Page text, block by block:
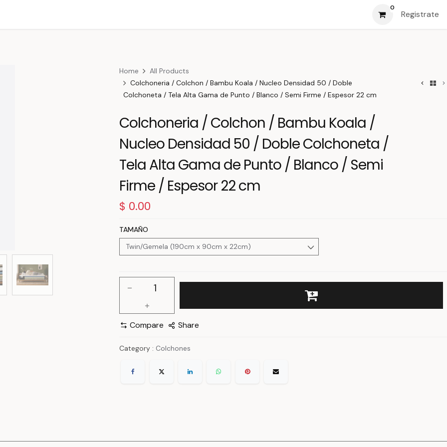
0
Registrate
Home
All Products
Colchoneria / Colchon / Bambu Koala / Nucleo Densidad 50 / Doble
Colchoneta / Tela Alta Gama de Punto / Blanco / Semi Firme / Espesor 22 cm
Colchoneria / Colchon / Bambu Koala /
Nucleo Densidad 50 / Doble Colchoneta /
Tela Alta Gama de Punto / Blanco / Semi
Firme / Espesor 22 cm
$ 0.00
TAMAÑO
Compare Share
Category : Colchones